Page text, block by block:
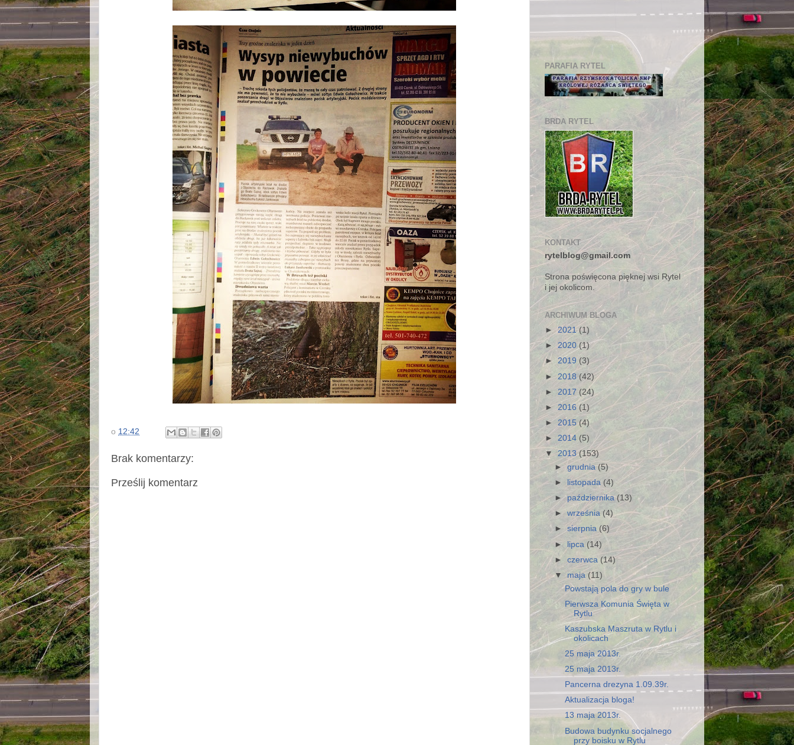
o 12:42
Brak komentarzy:
Prześlij komentarz
PARAFIA RYTEL
BRDA RYTEL
KONTAKT
rytelblog@gmail.com
Strona poświęcona pięknej wsi Rytel
i jej okolicom.
ARCHIWUM BLOGA
►2021 (1)
►2020(1)
► 2019 (3)
► 2018 (42)
► 2017 (24)
►2016 (1)
► 2015(4)
► 2014 (5)
▼ 2013(153)
►grudnia(5)
►
listopada (4)
►października(13)
►września (4)
►sierpnia (6)
► lipca (14)
►czerwca (14)
▼ maja (11)
Powstają pola do gry w bule
Pierwsza Komunia Święta w
Rytlu
Kaszubska Maszruta w Rytlu i
okolicach
25 maja 2013r.
25 maja 2013r.
Pancerna drezyna 1.09.39r.
Aktualizacja bloga!
13 maja 2013r.
Budowa budynku socjalnego
przy boisku w Rytlu